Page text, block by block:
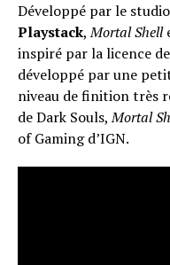
Développé par le studio
Playstack,Mortal Shell
inspiré par la licence
développé par une
niveau de finition très
de Dark Souls,Mortal
of Gaming d’IGN.